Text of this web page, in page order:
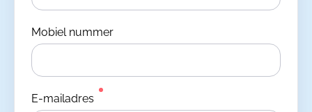
Mobiel nummer
E-mailadres